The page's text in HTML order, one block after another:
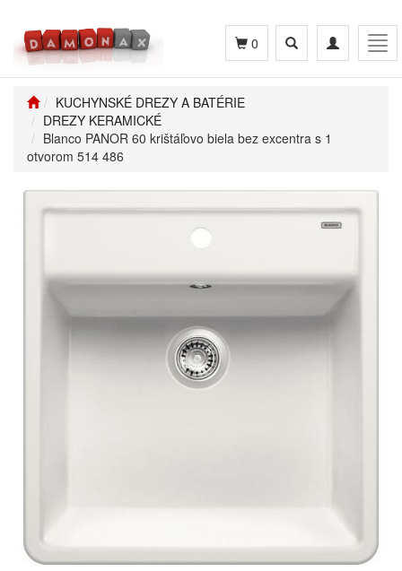
Toggle
navigation
Toggle
search
0
KUCHYNSKÉ DREZY A BATÉRIE
DREZY KERAMICKÉ
Blanco PANOR 60 krištáľovo biela bez excentra s 1
otvorom 514 486